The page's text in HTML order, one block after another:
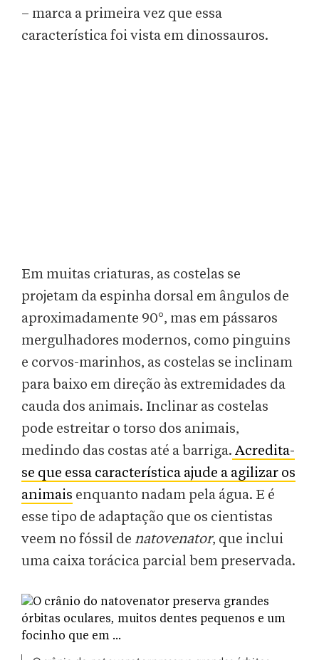
– marca a primeira vez que essa
característica foi vista em dinossauros.
Em muitas criaturas, as costelas se
projetam da espinha dorsal em ângulos de
aproximadamente 90°, mas em pássaros
mergulhadores modernos, como pinguins
e corvos-marinhos, as costelas se inclinam
para baixo em direção às extremidades da
cauda dos animais. Inclinar as costelas
pode estreitar o torso dos animais,
medindo das costas até a barriga. Acredita-
se que essa característica ajude a agilizar os
animais enquanto nadam pela água. E é
esse tipo de adaptação que os cientistas
veem no fóssil de natovenator, que inclui
uma caixa torácica parcial bem preservada.